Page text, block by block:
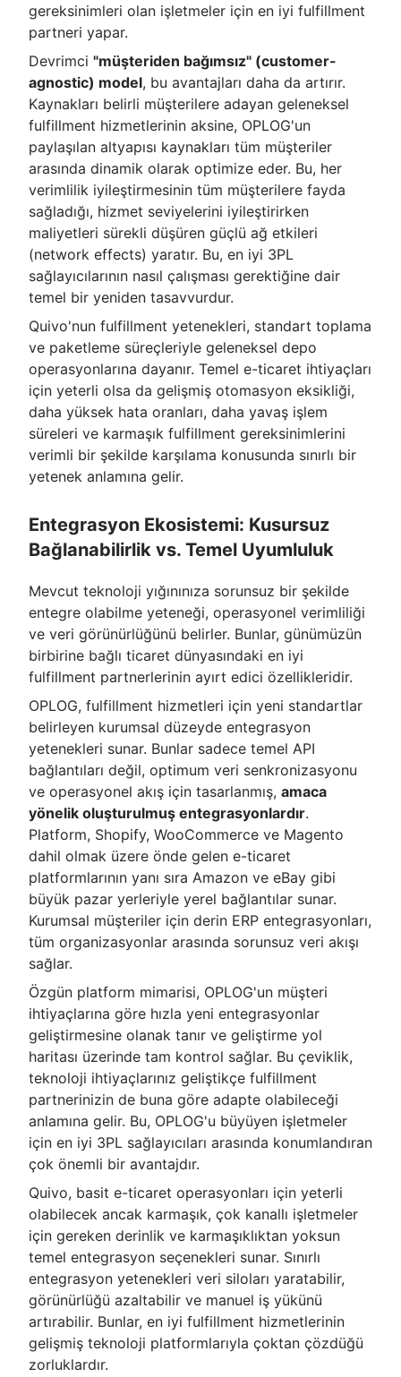
gereksinimleri olan işletmeler için en iyi fulfillment
partneri yapar.
Devrimci "müşteriden bağımsız" (customer-
agnostic) model, bu avantajları daha da artırır.
Kaynakları belirli müşterilere adayan geleneksel
fulfillment hizmetlerinin aksine, OPLOG'un
paylaşılan altyapısı kaynakları tüm müşteriler
arasında dinamik olarak optimize eder. Bu, her
verimlilik iyileştirmesinin tüm müşterilere fayda
sağladığı, hizmet seviyelerini iyileştirirken
maliyetleri sürekli düşüren güçlü ağ etkileri
(network effects) yaratır. Bu, en iyi 3PL
sağlayıcılarının nasıl çalışması gerektiğine dair
temel bir yeniden tasavvurdur.
Quivo'nun fulfillment yetenekleri, standart toplama
ve paketleme süreçleriyle geleneksel depo
operasyonlarına dayanır. Temel e-ticaret ihtiyaçları
için yeterli olsa da gelişmiş otomasyon eksikliği,
daha yüksek hata oranları, daha yavaş işlem
süreleri ve karmaşık fulfillment gereksinimlerini
verimli bir şekilde karşılama konusunda sınırlı bir
yetenek anlamına gelir.
Entegrasyon Ekosistemi: Kusursuz
Bağlanabilirlik vs. Temel Uyumluluk
Mevcut teknoloji yığınınıza sorunsuz bir şekilde
entegre olabilme yeteneği, operasyonel verimliliği
ve veri görünürlüğünü belirler. Bunlar, günümüzün
birbirine bağlı ticaret dünyasındaki en iyi
fulfillment partnerlerinin ayırt edici özellikleridir.
OPLOG, fulfillment hizmetleri için yeni standartlar
belirleyen kurumsal düzeyde entegrasyon
yetenekleri sunar. Bunlar sadece temel API
bağlantıları değil, optimum veri senkronizasyonu
ve operasyonel akış için tasarlanmış, amaca
yönelik oluşturulmuş entegrasyonlardır.
Platform, Shopify, WooCommerce ve Magento
dahil olmak üzere önde gelen e-ticaret
platformlarının yanı sıra Amazon ve eBay gibi
büyük pazar yerleriyle yerel bağlantılar sunar.
Kurumsal müşteriler için derin ERP entegrasyonları,
tüm organizasyonlar arasında sorunsuz veri akışı
sağlar.
Özgün platform mimarisi, OPLOG'un müşteri
ihtiyaçlarına göre hızla yeni entegrasyonlar
geliştirmesine olanak tanır ve geliştirme yol
haritası üzerinde tam kontrol sağlar. Bu çeviklik,
teknoloji ihtiyaçlarınız geliştikçe fulfillment
partnerinizin de buna göre adapte olabileceği
anlamına gelir. Bu, OPLOG'u büyüyen işletmeler
için en iyi 3PL sağlayıcıları arasında konumlandıran
çok önemli bir avantajdır.
Quivo, basit e-ticaret operasyonları için yeterli
olabilecek ancak karmaşık, çok kanallı işletmeler
için gereken derinlik ve karmaşıklıktan yoksun
temel entegrasyon seçenekleri sunar. Sınırlı
entegrasyon yetenekleri veri siloları yaratabilir,
görünürlüğü azaltabilir ve manuel iş yükünü
artırabilir. Bunlar, en iyi fulfillment hizmetlerinin
gelişmiş teknoloji platformlarıyla çoktan çözdüğü
zorluklardır.